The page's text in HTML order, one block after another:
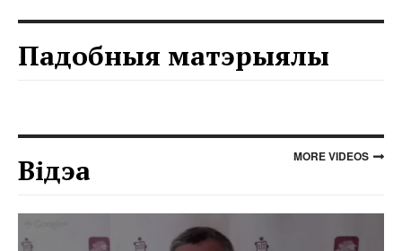
Падобныя матэрыялы
Відэа MORE VIDEOS